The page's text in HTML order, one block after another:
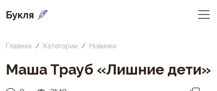
Букля
Главная Категории Новинки
Маша Трауб «Лишние дети»